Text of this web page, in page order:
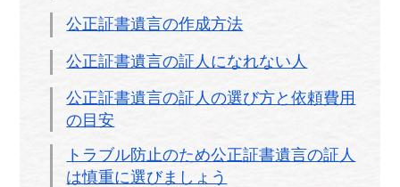
公正証書遺言の作成方法
公正証書遺言の証人になれない人
公正証書遺言の証人の選び方と依頼費用
の目安
トラブル防止のため公正証書遺言の証人
は慎重に選びましょう